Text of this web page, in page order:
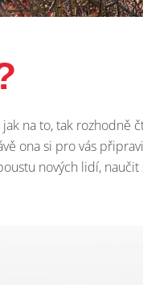
na to, tak rozhodně
ona si pro vás
nových lidí,